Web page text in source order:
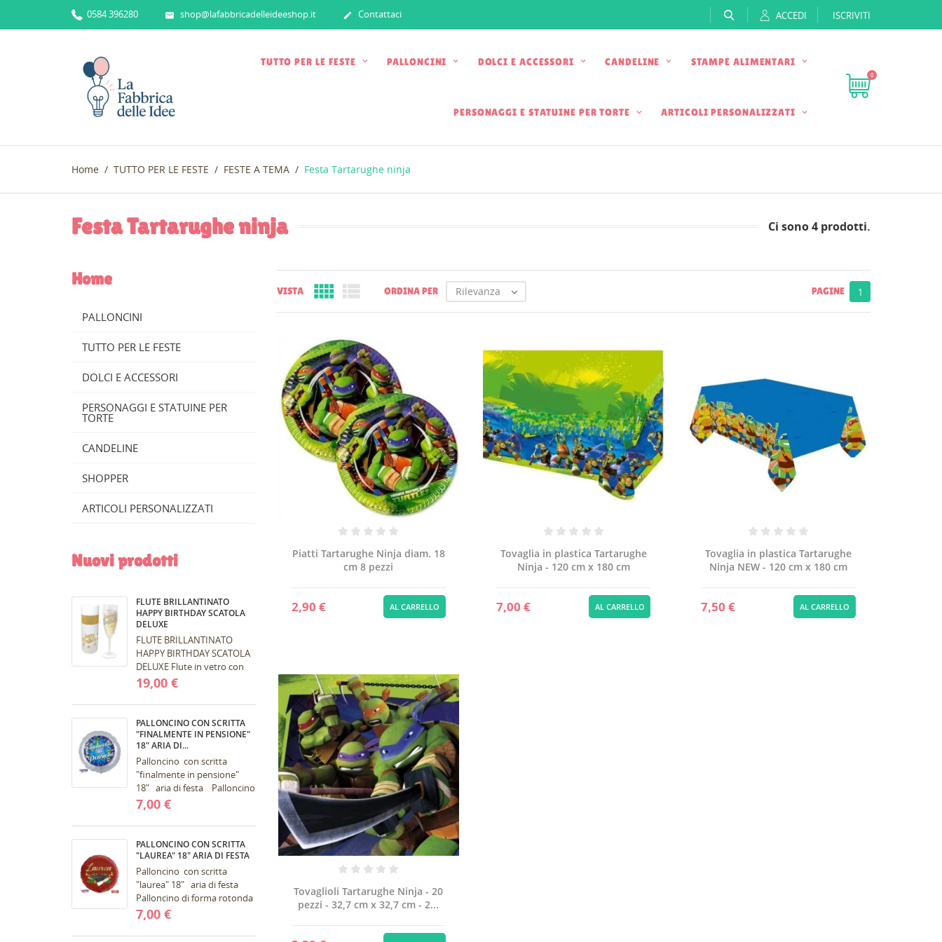
0584 396280  shop@lafabbricadelleideeshop.it  Contattaci ACCEDI ISCRIVITI
TUTTO PER LE FESTE PALLONCINI DOLCI E ACCESSORI CANDELINE STAMPE ALIMENTARI
PERSONAGGI E STATUINE PER TORTE ARTICOLI PERSONALIZZATI
0
Home TUTTO PER LE FESTE FESTE A TEMA Festa Tartarughe ninja
Festa Tartarughe ninja Ci sono 4 prodotti.
Home
PALLONCINI
TUTTO PER LE FESTE
DOLCI E ACCESSORI
PERSONAGGI E STATUINE PER
TORTE
CANDELINE
SHOPPER
ARTICOLI PERSONALIZZATI
Nuovi prodotti
FLUTE BRILLANTINATO
HAPPY BIRTHDAY SCATOLA
DELUXE
FLUTE BRILLANTINATO
HAPPY BIRTHDAY SCATOLA
DELUXE Flute in vetro con
stampa brillantini
confezionati in una
fantastica scatola bianca
molto...
19,00 €
PALLONCINO CON SCRITTA
"FINALMENTE IN PENSIONE"
18" ARIA DI...
Palloncino con scritta
"finalmente in pensione"
18" aria di festa Palloncino
di forma rotonda
tridimensionale .. Colore
palloncini:...
7,00 €
PALLONCINO CON SCRITTA
"LAUREA" 18" ARIA DI FESTA
Palloncino con scritta
"laurea" 18" aria di festa
Palloncino di forma rotonda
di laurea tridimensionale ..
Colore palloncini: (rosso)....
7,00 €
VISTA   ORDINA PER Rilevanza  PAGINE 1
Piatti Tartarughe Ninja diam. 18
cm 8 pezzi
2,90 € AL CARRELLO
Tovaglia in plastica Tartarughe
Ninja - 120 cm x 180 cm
7,00 € AL CARRELLO
Tovaglia in plastica Tartarughe
Ninja NEW - 120 cm x 180 cm
7,50 € AL CARRELLO
Tovaglioli Tartarughe Ninja - 20
pezzi - 32,7 cm x 32,7 cm - 2...